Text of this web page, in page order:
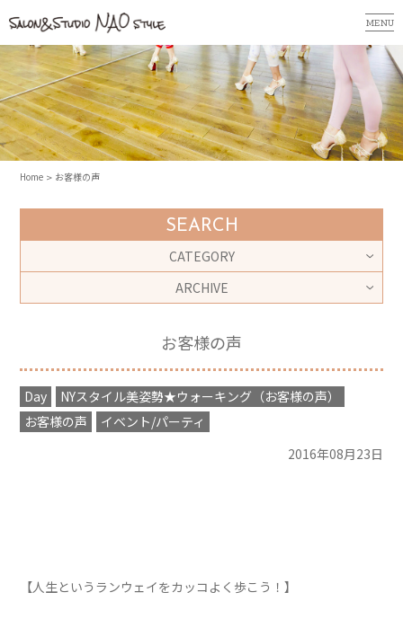
MENU
Home お客様の声
SEARCH
CATEGORY
ARCHIVE
お客様の声
Day
NYスタイル美姿勢★ウォーキング（お客様の声）
お客様の声
イベント/パーティ
2016年08月23日
【人生というランウェイをカッコよく歩こう！】